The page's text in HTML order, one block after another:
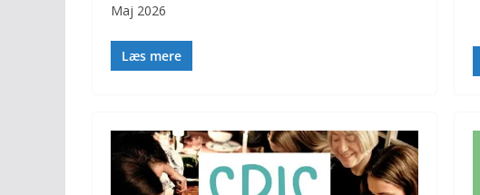
Maj 2026
Læs mere